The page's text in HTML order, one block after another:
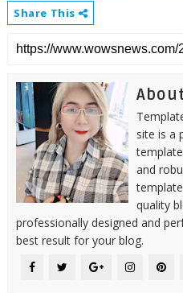
Share This
site is a
and
quality
professionally designed and
best result for your blog.